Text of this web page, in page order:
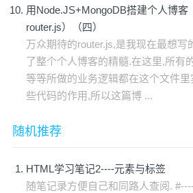
用Node.JS+MongoDB搭建个人博客
router.js）（四）
万众期待的router.js,是我现在最想写
了整个个人博客的精髓.在这里,所有
等等所做的业务逻辑都在这个文件
些代码的作用,所以这篇博 ...
随机推荐
HTML学习笔记2----元素与标签
随笔记录方便自己和同路人查阅.